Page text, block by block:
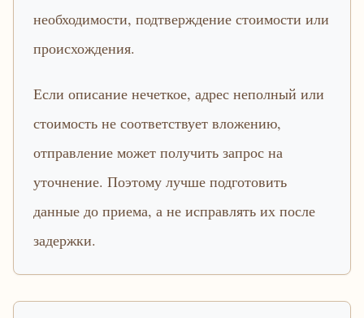
необходимости, подтверждение стоимости или
происхождения.
Если описание нечеткое, адрес неполный или
стоимость не соответствует вложению,
отправление может получить запрос на
уточнение. Поэтому лучше подготовить
данные до приема, а не исправлять их после
задержки.